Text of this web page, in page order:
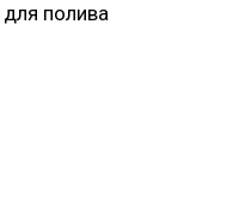
полива